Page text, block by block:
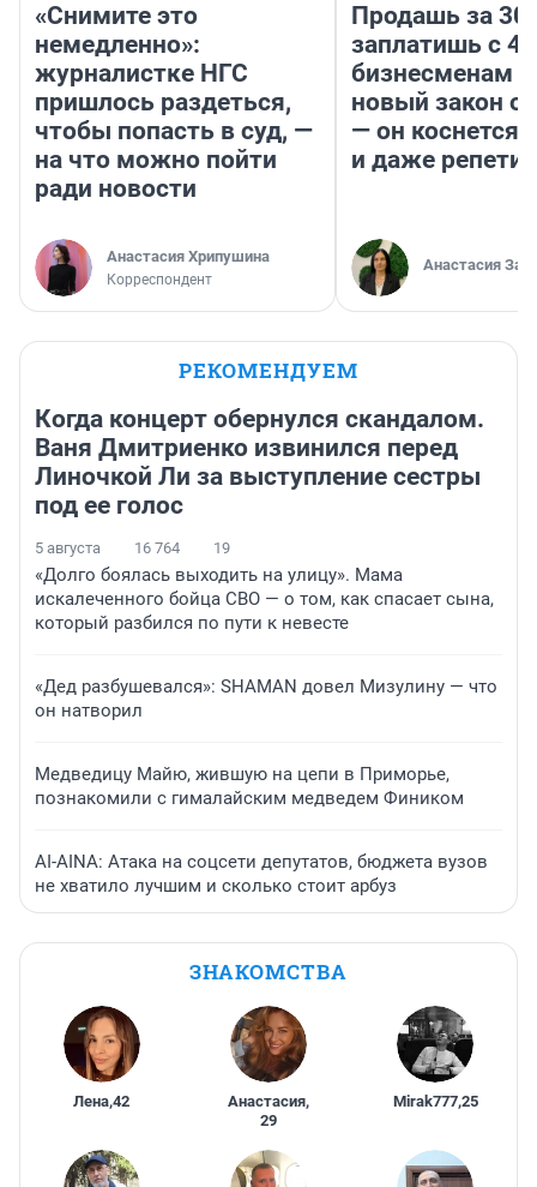
«Снимите это
немедленно»:
журналистке НГС
пришлось раздеться,
чтобы попасть в суд, —
на что можно пойти
ради новости
Анастасия Хрипушина
Корреспондент
Продашь за
заплатишь с
бизнесменам
новый закон о
— он коснется
и даже
Анастасия
РЕКОМЕНДУЕМ
Когда концерт обернулся скандалом.
Ваня Дмитриенко извинился перед
Линочкой Ли за выступление сестры
под ее голос
5 августа 16 764 19
«Долго боялась выходить на улицу». Мама
искалеченного бойца СВО — о том, как спасает сына,
который разбился по пути к невесте
«Дед разбушевался»: SHAMAN довел Мизулину — что
он натворил
Медведицу Майю, жившую на цепи в Приморье,
познакомили с гималайским медведем Фиником
AI-AINA: Атака на соцсети депутатов, бюджета вузов
не хватило лучшим и сколько стоит арбуз
ЗНАКОМСТВА
Лена,42 Анастасия,
29
Mirak777,25